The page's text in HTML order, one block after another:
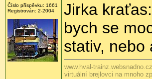
Číslo příspěvku: 1661
Registrován: 2-2004
Jirka
bych se
stativ, nebo
www.hval-trainz.websnadno.cz
virtuální brejlovci na mnoho